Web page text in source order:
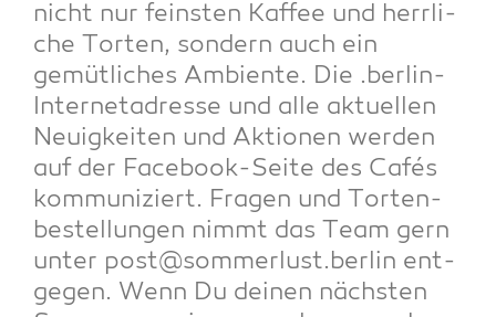
nicht nur feins­ten Kaf­fee und herr­li­
che Tor­ten, son­dern auch ein
gemüt­li­ches Ambi­en­te. Die .ber­lin-
Inter­net­adres­se und alle aktu­el­len
Neu­ig­kei­ten und Aktio­nen wer­den
auf der Face­book-Sei­te des Cafés
kom­mu­ni­ziert. Fra­gen und Tor­ten­
be­stel­lun­gen nimmt das Team gern
unter post@sommerlust.berlin ent­
ge­gen. Wenn Du dei­nen nächs­ten